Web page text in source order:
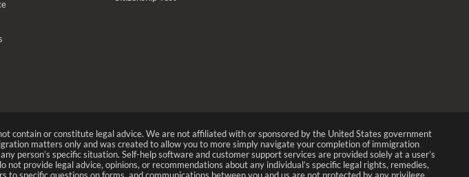
contain or constitute legal advice. We are not affiliated with or sponsored by the United States government
matters only and was created to allow you to more simply navigate your completion of immigration
person’s specific situation. Self-help software and customer support services are provided solely at a user’s
provide legal advice, opinions, or recommendations about any individual’s specific legal rights, remedies,